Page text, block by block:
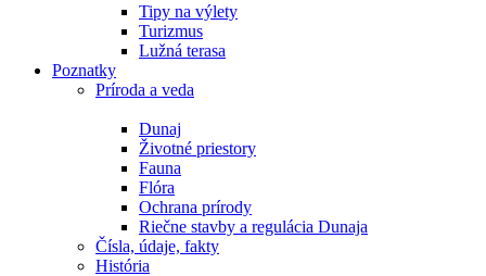
Tipy na výlety
Turizmus
Lužná terasa
Poznatky
Príroda a veda
Dunaj
Životné priestory
Fauna
Flóra
Ochrana prírody
Riečne stavby a regulácia Dunaja
Čísla, údaje, fakty
História